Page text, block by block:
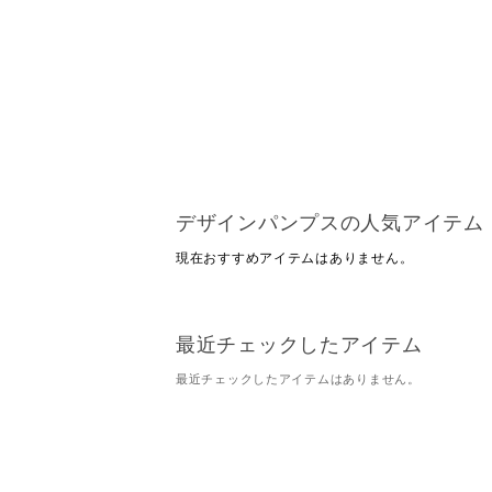
デザインパンプスの人気アイテム
現在おすすめアイテムはありません。
最近チェックしたアイテム
最近チェックしたアイテムはありません。